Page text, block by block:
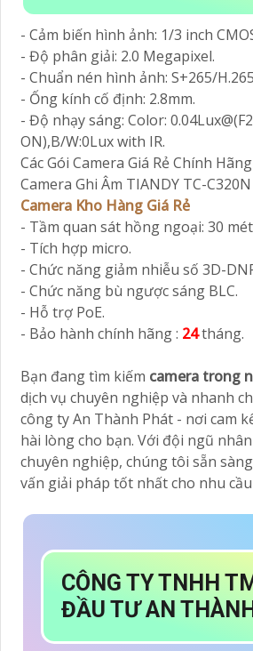
- Cảm biến hình ảnh: 1/3 inch
- Độ phân giải: 2.0 Megapixel.
- Chuẩn nén hình ảnh: S+265/
- Ống kính cố định: 2.8mm.
- Độ nhạy sáng: Color:
ON),B/W:0Lux with IR.
Các Gói Camera Giá Rẻ Chính
Camera Ghi Âm TIANDY TC-
Camera Kho Hàng Giá Rẻ
- Tầm quan sát hồng ngoại: 30
- Tích hợp micro.
- Chức năng giảm nhiễu số 3D-
- Chức năng bù ngược sáng BLC.
- Hỗ trợ PoE.
- Bảo hành chính hãng : 24tháng.
Bạn đang tìm kiếm camera trong
dịch vụ chuyên nghiệp và nhanh
công ty An Thành Phát - nơi cam
hài lòng cho bạn. Với đội ngũ
chuyên nghiệp, chúng tôi sẵn
vấn giải pháp tốt nhất cho nhu
CÔNG TY TNHH
ĐẦU TƯ AN